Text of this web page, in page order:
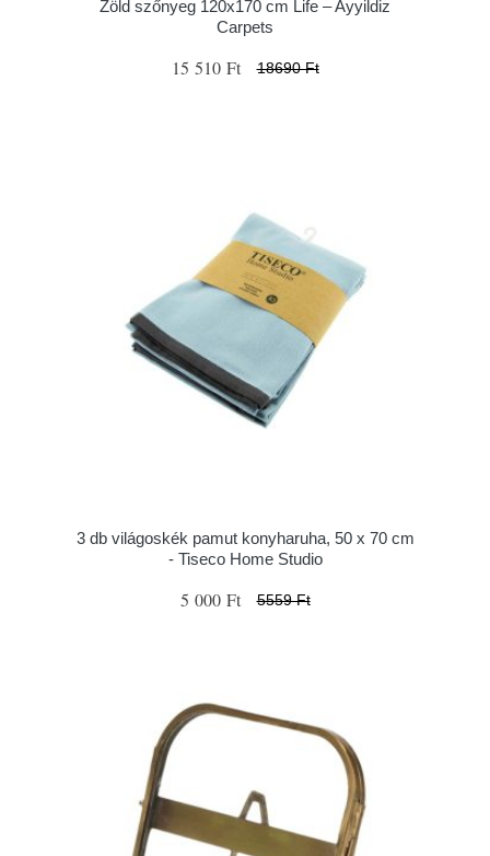
Zöld szőnyeg 120x170 cm Life – Ayyildiz
Carpets
15 510 Ft 18690 Ft
3 db világoskék pamut konyharuha, 50 x 70 cm
- Tiseco Home Studio
5 000 Ft 5559 Ft